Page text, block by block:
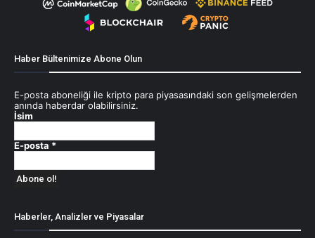
Haber Bültenimize Abone Olun
E-posta aboneliği ile kripto para piyasasındaki son gelişmelerden
anında haberdar olabilirsiniz.
İsim
E-posta *
Haberler, Analizler ve Piyasalar